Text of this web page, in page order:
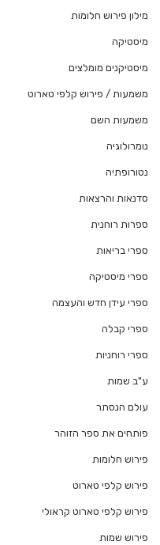
מילון פירוש חלומות
מיסטיקה
מיסטיקנים מומלצים
משמעות / פירוש קלפי טארוט
משמעות השם
נומרולוגיה
נטורופתיה
סדנאות והרצאות
ספרות רוחנית
ספרי בריאות
ספרי מיסטיקה
ספרי עידן חדש והעצמה
ספרי קבלה
ספרי רוחניות
ע"ב שמות
עולם הנסתר
פותחים את ספר הזוהר
פירוש חלומות
פירוש קלפי טארוט
פירוש קלפי טארוט קראולי
פירוש שמות